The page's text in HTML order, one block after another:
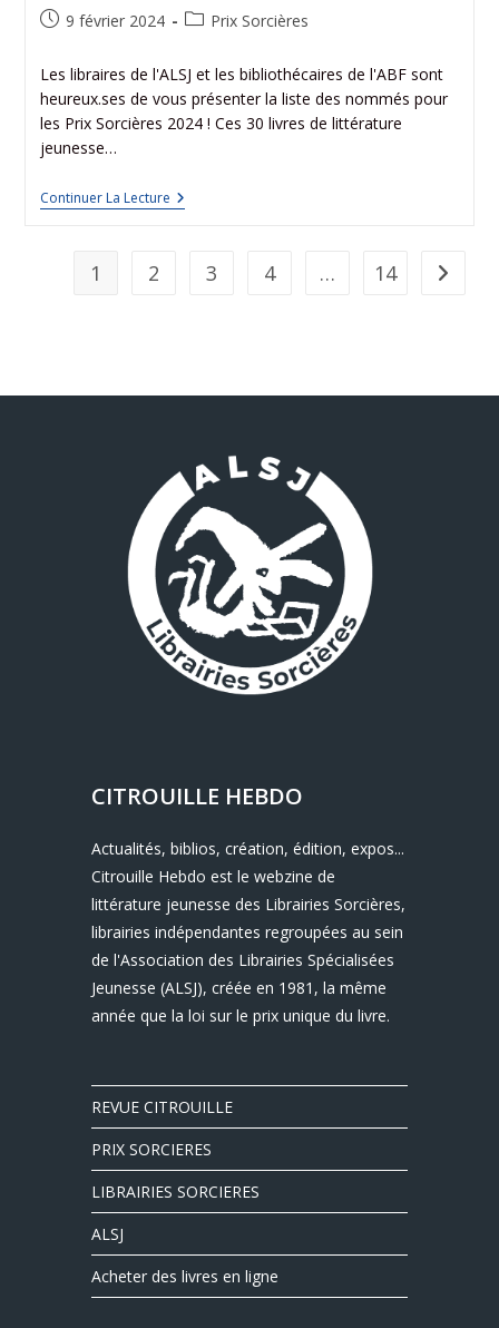
9 février 2024 Prix Sorcières
Les libraires de l'ALSJ et les bibliothécaires de l'ABF sont
heureux.ses de vous présenter la liste des nommés pour
les Prix Sorcières 2024 ! Ces 30 livres de littérature
jeunesse…
Continuer La Lecture
1 2 3 4 … 14
CITROUILLE HEBDO
Actualités, biblios, création, édition, expos...
Citrouille Hebdo est le webzine de
littérature jeunesse des Librairies Sorcières,
librairies indépendantes regroupées au sein
de l'Association des Librairies Spécialisées
Jeunesse (ALSJ), créée en 1981, la même
année que la loi sur le prix unique du livre.
REVUE CITROUILLE
PRIX SORCIERES
LIBRAIRIES SORCIERES
ALSJ
Acheter des livres en ligne